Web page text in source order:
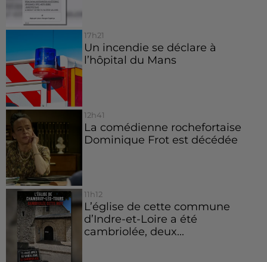
17h21
Un incendie se déclare à
l’hôpital du Mans
12h41
La comédienne rochefortaise
Dominique Frot est décédée
11h12
L’église de cette commune
d’Indre-et-Loire a été
cambriolée, deux...